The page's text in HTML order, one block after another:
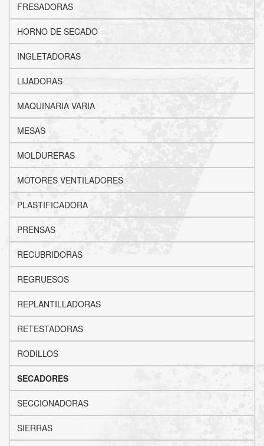
FRESADORAS
HORNO DE SECADO
INGLETADORAS
LIJADORAS
MAQUINARIA VARIA
MESAS
MOLDURERAS
MOTORES VENTILADORES
PLASTIFICADORA
PRENSAS
RECUBRIDORAS
REGRUESOS
REPLANTILLADORAS
RETESTADORAS
RODILLOS
SECADORES
SECCIONADORAS
SIERRAS